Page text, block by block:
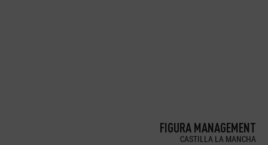
FIGURA MANAGEMENT
CASTILLA LA MANCHA